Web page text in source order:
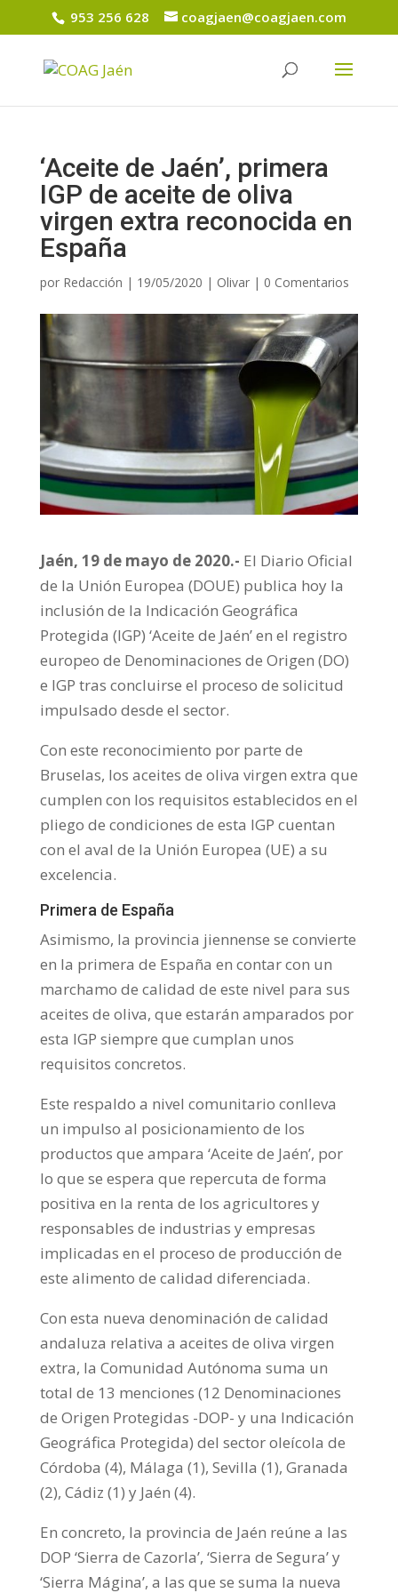
953 256 628 coagjaen@coagjaen.com
‘Aceite de Jaén’, primera
IGP de aceite de oliva
virgen extra reconocida en
España
por Redacción | 19/05/2020 | Olivar| 0 Comentarios
Jaén, 19 de mayo de 2020.- El Diario Oficial
de la Unión Europea (DOUE) publica hoy la
inclusión de la Indicación Geográfica
Protegida (IGP) ‘Aceite de Jaén’ en el registro
europeo de Denominaciones de Origen (DO)
e IGP tras concluirse el proceso de solicitud
impulsado desde el sector.
Con este reconocimiento por parte de
Bruselas, los aceites de oliva virgen extra que
cumplen con los requisitos establecidos en el
pliego de condiciones de esta IGP cuentan
con el aval de la Unión Europea (UE) a su
excelencia.
Primera de España
Asimismo, la provincia jiennense se convierte
en la primera de España en contar con un
marchamo de calidad de este nivel para sus
aceites de oliva, que estarán amparados por
esta IGP siempre que cumplan unos
requisitos concretos.
Este respaldo a nivel comunitario conlleva
un impulso al posicionamiento de los
productos que ampara ‘Aceite de Jaén’, por
lo que se espera que repercuta de forma
positiva en la renta de los agricultores y
responsables de industrias y empresas
implicadas en el proceso de producción de
este alimento de calidad diferenciada.
Con esta nueva denominación de calidad
andaluza relativa a aceites de oliva virgen
extra, la Comunidad Autónoma suma un
total de 13 menciones (12 Denominaciones
de Origen Protegidas -DOP- y una Indicación
Geográfica Protegida) del sector oleícola de
Córdoba (4), Málaga (1), Sevilla (1), Granada
(2), Cádiz (1) y Jaén (4).
En concreto, la provincia de Jaén reúne a las
DOP ‘Sierra de Cazorla’, ‘Sierra de Segura’ y
‘Sierra Mágina’, a las que se suma la nueva